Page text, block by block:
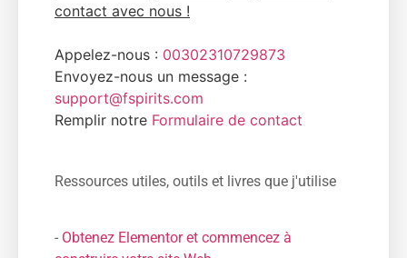
contact avec nous !
Appelez-nous : 00302310729873
Envoyez-nous un message :
support@fspirits.com
Remplir notre Formulaire de contact
Ressources utiles, outils et livres que j'utilise
- Obtenez Elementor et commencez à